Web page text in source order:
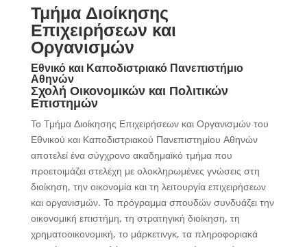
Τμήμα Διοίκησης
Επιχειρήσεων και
Οργανισμών
Εθνικό και Καποδιστριακό Πανεπιστήμιο
Αθηνών
Σχολή Οικονομικών και Πολιτικών
Επιστημών
Το Τμήμα Διοίκησης Επιχειρήσεων και Οργανισμών του
Εθνικού και Καποδιστριακού Πανεπιστημίου Αθηνών
αποτελεί ένα σύγχρονο ακαδημαϊκό τμήμα που
προετοιμάζει στελέχη με ολοκληρωμένες γνώσεις στη
διοίκηση, την οικονομία και τη λειτουργία επιχειρήσεων
και οργανισμών. Το πρόγραμμα σπουδών συνδυάζει την
οικονομική επιστήμη, τη στρατηγική διοίκηση, τη
χρηματοοικονομική, το μάρκετινγκ, τα πληροφοριακά